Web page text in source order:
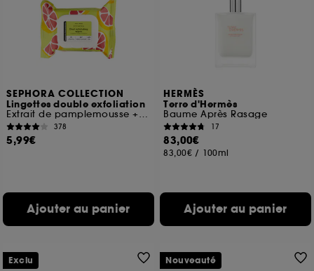
SEPHORA COLLECTION
Lingettes double exfoliation
Extrait de pamplemousse + Acides de fruits
378
5,99€
Ajouter au panier
HERMÈS
Terre d'Hermès
Baume Après Rasage
17
83,00€
83,00€ / 100ml
Ajouter au panier
Exclu Nouveauté